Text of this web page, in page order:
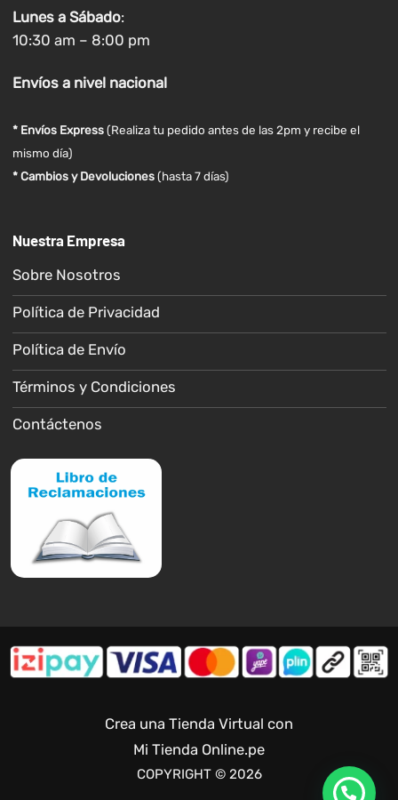
Lunes a Sábado:
10:30 am – 8:00 pm
Envíosa nivel nacional
* Envíos Express(Realiza tu pedido antes de las 2pm y recibe el
mismo día)
* Cambios y Devoluciones (hasta 7 días)
Nuestra Empresa
Sobre Nosotros
Política de Privacidad
Política de Envío
Términos y Condiciones
Contáctenos
Crea una Tienda Virtual con
Mi Tienda Online.pe
COPYRIGHT © 2026